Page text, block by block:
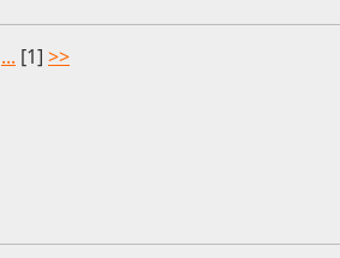
... [1] >>